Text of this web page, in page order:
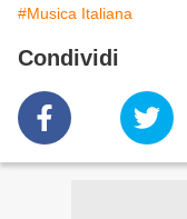
#Musica Italiana
Condividi